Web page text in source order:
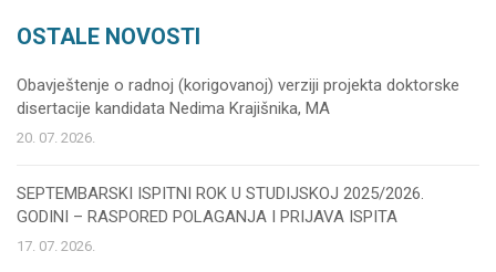
OSTALE NOVOSTI
Obavještenje o radnoj (korigovanoj) verziji projekta doktorske
disertacije kandidata Nedima Krajišnika, MA
20. 07. 2026.
SEPTEMBARSKI ISPITNI ROK U STUDIJSKOJ 2025/2026.
GODINI – RASPORED POLAGANJA I PRIJAVA ISPITA
17. 07. 2026.